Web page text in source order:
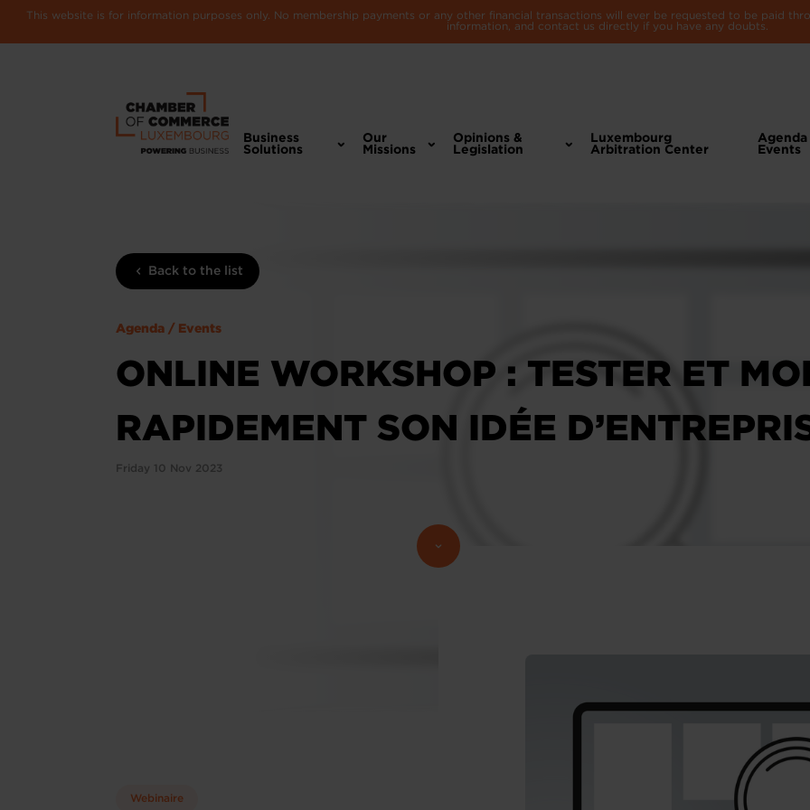
This website is for information purposes only. No membership payments or any other financial transactions will ever be requested to be paid
information, and contact us directly if you have any doubts.
Business
Solutions
Our
Missions
Opinions &
Legislation
Luxembourg
Arbitration Center
Events
Back to the list
Agenda / Events
ONLINE WORKSHOP : TESTER ET
RAPIDEMENT SON IDÉE
Friday 10 Nov 2023
Webinaire